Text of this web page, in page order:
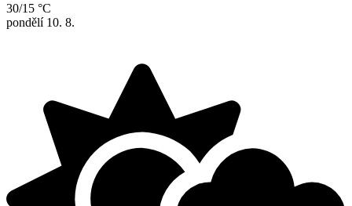
30/15 °C
pondělí 10. 8.